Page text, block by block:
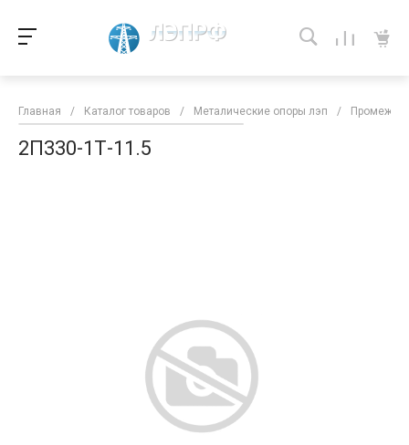
Главная / Каталог товаров / Металические опоры лэп /
2П330-1Т-11.5